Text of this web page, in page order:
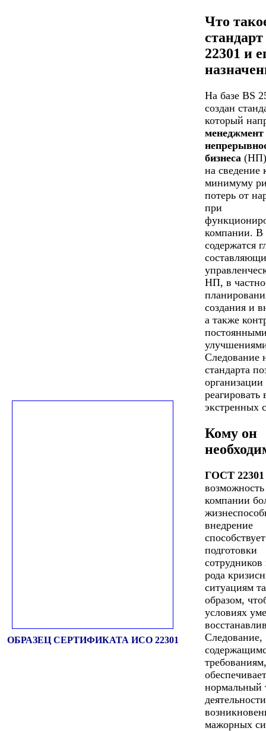
ОБРАЗЕЦ СЕРТИФИКАТА ИСО 22301
Что
22301 и
На базе BS
создан
который
менеджмент
бизнеса
на сведение
минимуму
потерь от
при
компании. В
содержатся
НП, в
создания и
а также
Следование
стандарта
организации
реагировать
экстренных
Кому он
ГОСТ 22301
возможность
компании
внедрение
способствует
подготовки
сотрудников
рода
ситуациям
образом,
условиях
Следование,
требованиям,
обеспечивает
нормальный
мажорных